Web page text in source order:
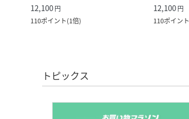
12,100円
110ポイント(1倍)
12,100円
110ポイント
トピックス